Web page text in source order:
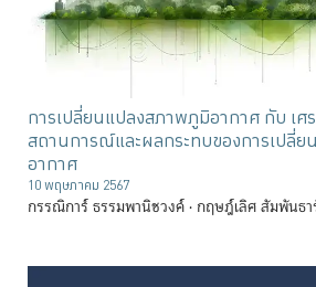
การเปลี่ยนแปลงสภาพภูมิอากาศ กับ เศ
สถานการณ์และผลกระทบของการเปลี่
อากาศ
10 พฤษภาคม 2567
กรรณิการ์ ธรรมพานิชวงค์ กฤษฎ์เลิศ สัมพันธ